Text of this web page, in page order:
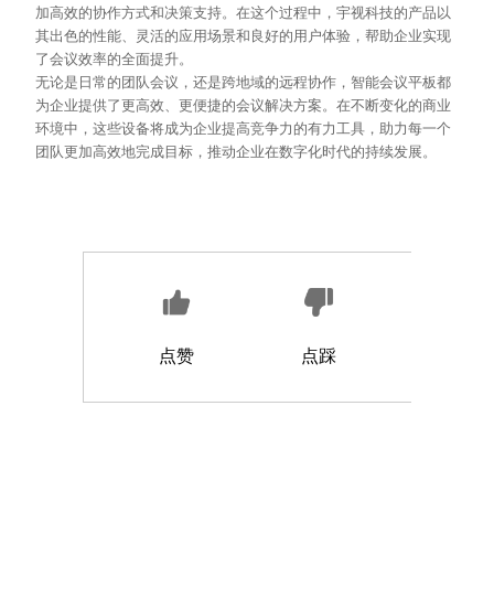
加高效的协作方式和决策支持。在这个过程中，宇视科技的产品以
其出色的性能、灵活的应用场景和良好的用户体验，帮助企业实现
了会议效率的全面提升。
无论是日常的团队会议，还是跨地域的远程协作，智能会议平板都
为企业提供了更高效、更便捷的会议解决方案。在不断变化的商业
环境中，这些设备将成为企业提高竞争力的有力工具，助力每一个
团队更加高效地完成目标，推动企业在数字化时代的持续发展。